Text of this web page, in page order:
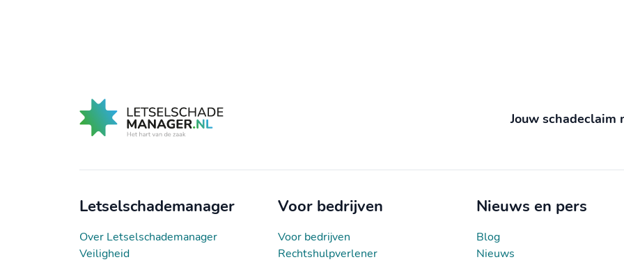
Jouw schadeclaim
Letselschademanager
Over Letselschademanager
Veiligheid
Voor bedrijven
Voor bedrijven
Rechtshulpverlener
Nieuws en pers
Blog
Nieuws